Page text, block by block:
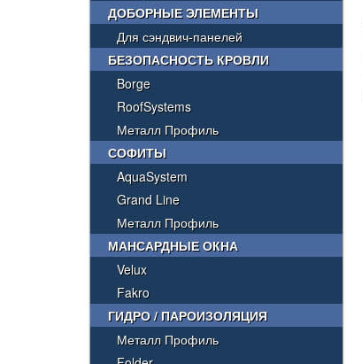
ДОБОРНЫЕ ЭЛЕМЕНТЫ
Для сэндвич-панелей
БЕЗОПАСНОСТЬ КРОВЛИ
Borge
RoofSystems
Металл Профиль
СОФИТЫ
AquaSystem
Grand Line
Металл Профиль
МАНСАРДНЫЕ ОКНА
Velux
Fakro
ГИДРО / ПАРОИЗОЛЯЦИЯ
Металл Профиль